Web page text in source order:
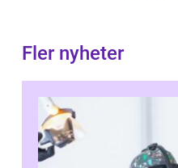
Fler nyheter